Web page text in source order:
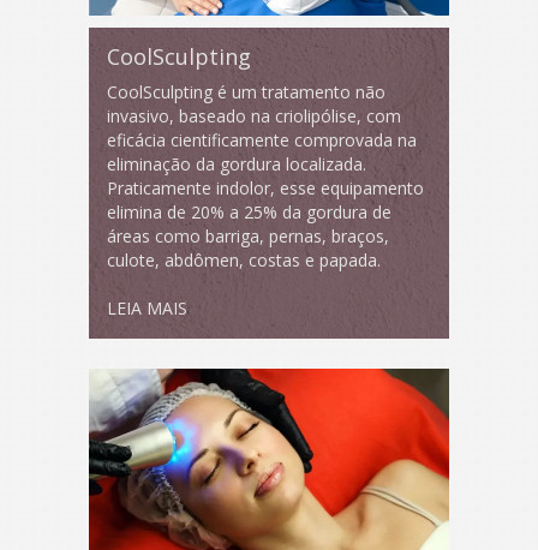
CoolSculpting
CoolSculpting é um tratamento não
invasivo, baseado na criolipólise, com
eficácia cientificamente comprovada na
eliminação da gordura localizada.
Praticamente indolor, esse equipamento
elimina de 20% a 25% da gordura de
áreas como barriga, pernas, braços,
culote, abdômen, costas e papada.
LEIA MAIS